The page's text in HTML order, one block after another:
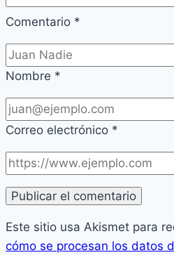
Comentario *
Nombre *
Correo electrónico *
Este sitio usa Akismet para
cómo se procesan los datos